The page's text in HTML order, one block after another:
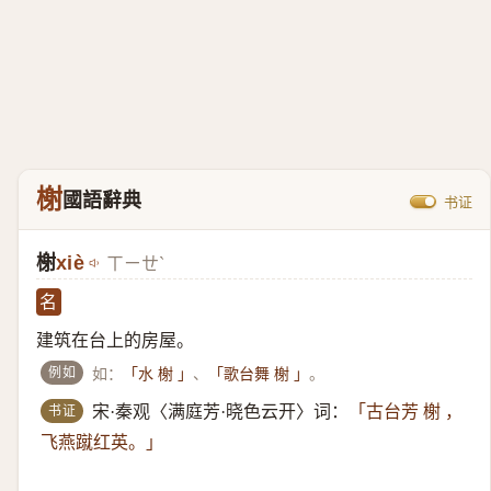
榭國語辭典 书证
榭xiè ㄒㄧㄝˋ
名
建筑在台上的房屋。
例如 如： 「水 榭 」 、 「歌台舞 榭 」。
书证 宋·秦观〈满庭芳·晓色云开〉词：
「古台芳 榭 ，
飞燕蹴红英。」